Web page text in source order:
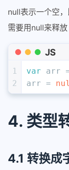
null表示一个空
需要用null来释放
JS
1
2
var arr
arr =
4. 类型
4.1 转换成